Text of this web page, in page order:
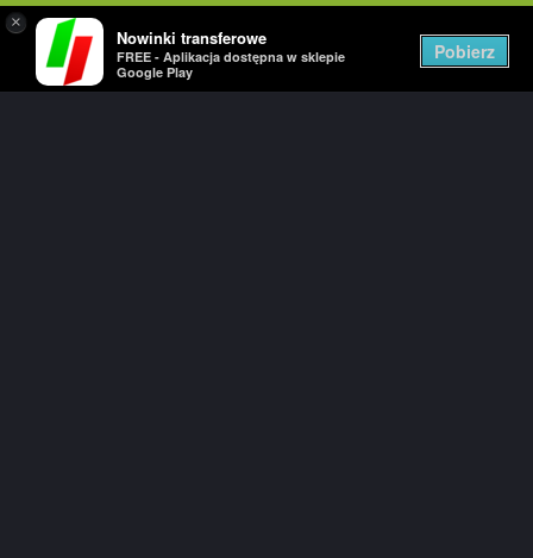
×
Nowinki transferowe
FREE - Aplikacja dostępna w sklepie
Google Play
Pobierz